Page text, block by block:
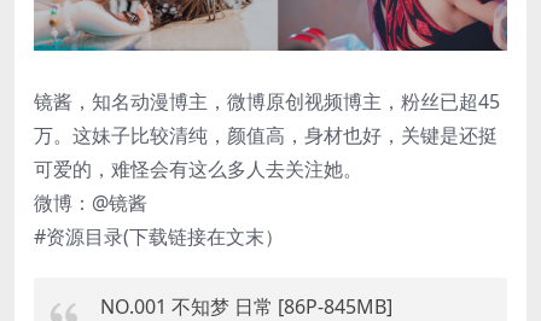
镜酱，知名动漫博主，微博原创视频博主，粉丝已超45
万。这妹子比较清纯，颜值高，身材也好，关键是还挺
可爱的，难怪会有这么多人去关注她。
微博：@镜酱
#资源目录(下载链接在文末）
NO.001 不知梦 日常 [86P-845MB]